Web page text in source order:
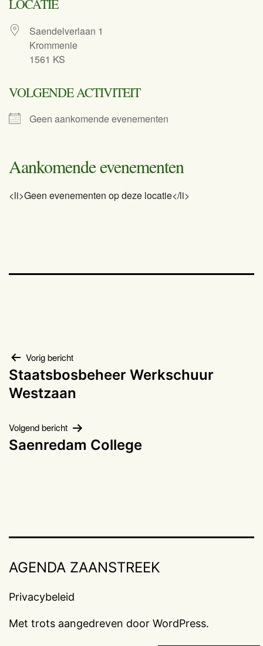
LOCATIE
Saendelverlaan 1
Krommenie
1561 KS
VOLGENDE ACTIVITEIT
Geen aankomende evenementen
Aankomende evenementen
<li>Geen evenementen op deze locatie</li>
Bericht
navigatie
Vorig bericht
Staatsbosbeheer Werkschuur
Westzaan
Volgend bericht
Saenredam College
AGENDA ZAANSTREEK
Privacybeleid
Met trots aangedreven door WordPress.